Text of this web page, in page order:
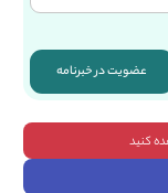
عضویت در خبرنامه
کنید